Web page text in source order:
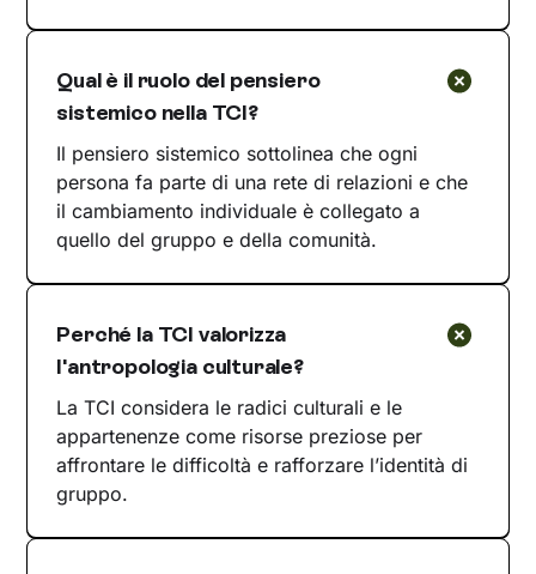
Qual è il ruolo del pensiero
sistemico nella TCI?
Il pensiero sistemico sottolinea che ogni
persona fa parte di una rete di relazioni e che
il cambiamento individuale è collegato a
quello del gruppo e della comunità.
Perché la TCI valorizza
l'antropologia culturale?
La TCI considera le radici culturali e le
appartenenze come risorse preziose per
affrontare le difficoltà e rafforzare l’identità di
gruppo.